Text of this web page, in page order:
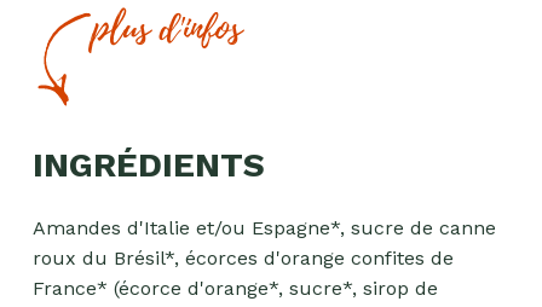
plus d'infos
INGRÉDIENTS
Amandes d'Italie et/ou Espagne*, sucre de canne
roux du Brésil*, écorces d'orange confites de
France* (écorce d'orange*, sucre*, sirop de